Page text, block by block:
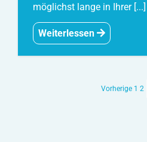
möglichst lange in Ihrer [...]
Weiterlessen
Vorherige 1 2